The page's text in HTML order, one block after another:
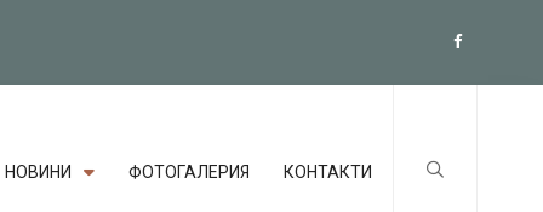
НОВИНИ ФОТОГАЛЕРИЯ КОНТАКТИ